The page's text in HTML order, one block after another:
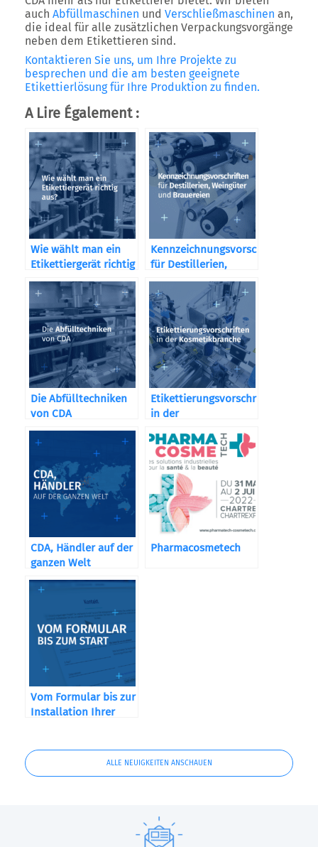
auch Abfüllmaschinen und Verschließmaschinen an,
die ideal für alle zusätzlichen Verpackungsvorgänge
neben dem Etikettieren sind.
Kontaktieren Sie uns, um Ihre Projekte zu
besprechen und die am besten geeignete
Etikettierlösung für Ihre Produktion zu finden.
A Lire Également :
Wie wählt man ein
Etikettiergerät richtig
aus?
Kennzeichnungsvorschriften
für Destillerien,
Weingüter und
Brauereien
Die Abfülltechniken
von CDA
Etikettierungsvorschriften
in der
CDA, Händler auf der
ganzen Welt
Pharmacosmetech
Vom Formular bis zur
Installation Ihrer
ALLE NEUIGKEITEN ANSCHAUEN